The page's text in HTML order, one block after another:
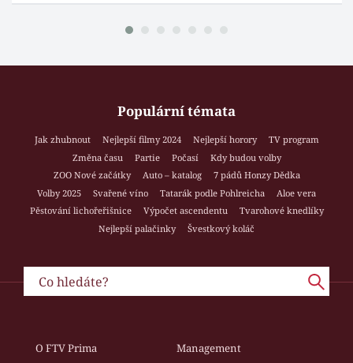
Populární témata
Jak zhubnout Nejlepší filmy 2024 Nejlepší horory
TV program
Změna času
Partie Počasí
Kdy budou volby
ZOO Nové začátky
Auto – katalog
7 pádů Honzy Dědka
Volby 2025
Svařené víno Tatarák podle Pohlreicha
Aloe vera
Pěstování lichořeřišnice
Výpočet ascendentu
Tvarohové knedlíky
Nejlepší palačinky
Švestkový koláč
O FTV Prima
Management